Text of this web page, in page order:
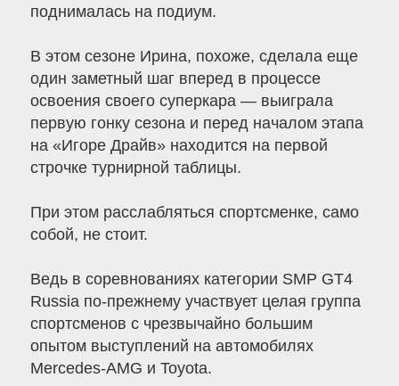
поднималась на подиум.
В этом сезоне Ирина, похоже, сделала еще
один заметный шаг вперед в процессе
освоения своего суперкара — выиграла
первую гонку сезона и перед началом этапа
на «Игоре Драйв» находится на первой
строчке турнирной таблицы.
При этом расслабляться спортсменке, само
собой, не стоит.
Ведь в соревнованиях категории SMP GT4
Russia по-прежнему участвует целая группа
спортсменов с чрезвычайно большим
опытом выступлений на автомобилях
Mercedes-AMG и Toyota.